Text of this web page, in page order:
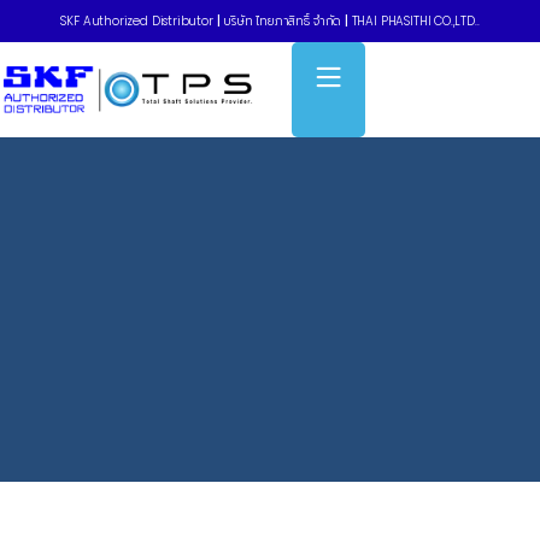
SKF Authorized Distributor บริษัท ไทยภาสิทธิ์ จำกัด THAI PHASITHI CO.,LTD..
Home » Grease filler pumps